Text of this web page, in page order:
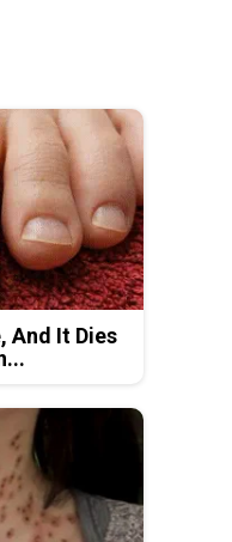
And It Dies